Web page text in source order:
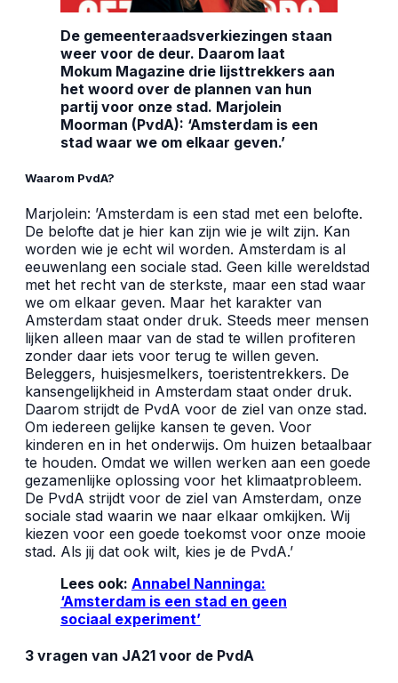
De gemeenteraadsverkiezingen staan
weer voor de deur. Daarom laat
Mokum Magazine drie lijsttrekkers aan
het woord over de plannen van hun
partij voor onze stad. Marjolein
Moorman (PvdA): ‘Amsterdam is een
stad waar we om elkaar geven.’
Waarom PvdA?
Marjolein: ’Amsterdam is een stad met een belofte.
De belofte dat je hier kan zijn wie je wilt zijn. Kan
worden wie je echt wil worden. Amsterdam is al
eeuwenlang een sociale stad. Geen kille wereldstad
met het recht van de sterkste, maar een stad waar
we om elkaar geven. Maar het karakter van
Amsterdam staat onder druk. Steeds meer mensen
lijken alleen maar van de stad te willen profiteren
zonder daar iets voor terug te willen geven.
Beleggers, huisjesmelkers, toeristentrekkers. De
kansengelijkheid in Amsterdam staat onder druk.
Daarom strijdt de PvdA voor de ziel van onze stad.
Om iedereen gelijke kansen te geven. Voor
kinderen en in het onderwijs. Om huizen betaalbaar
te houden. Omdat we willen werken aan een goede
gezamenlijke oplossing voor het klimaatprobleem.
De PvdA strijdt voor de ziel van Amsterdam, onze
sociale stad waarin we naar elkaar omkijken. Wij
kiezen voor een goede toekomst voor onze mooie
stad. Als jij dat ook wilt, kies je de PvdA.’
Lees ook: Annabel Nanninga:
‘Amsterdam is een stad en geen
sociaal experiment’
3 vragen van JA21 voor de PvdA